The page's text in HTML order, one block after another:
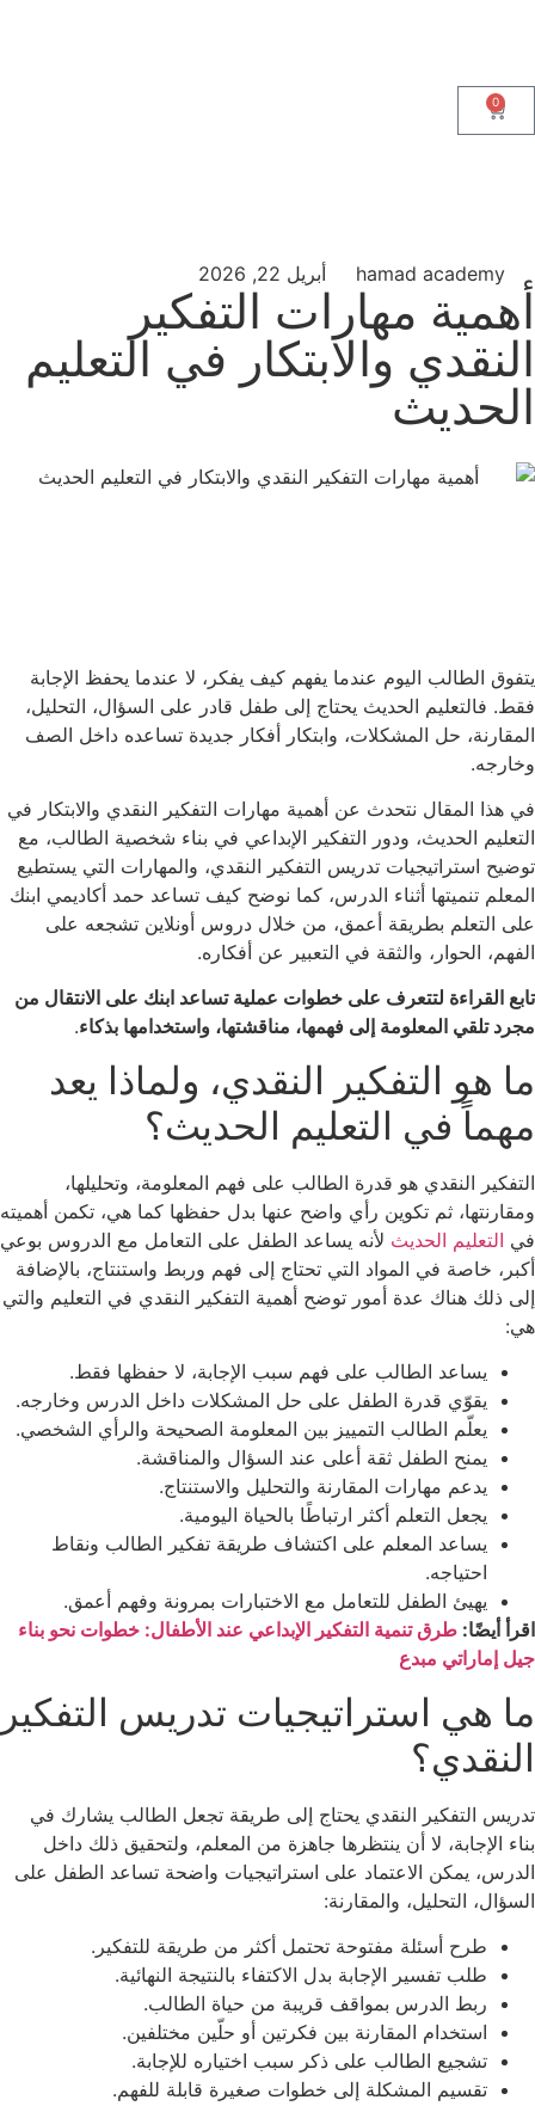
0
hamad academy أبريل 22, 2026
أهمية مهارات التفكير
النقدي والابتكار في التعليم
الحديث
يتفوق الطالب اليوم عندما يفهم كيف يفكر، لا عندما يحفظ الإجابة
فقط. فالتعليم الحديث يحتاج إلى طفل قادر على السؤال، التحليل،
المقارنة، حل المشكلات، وابتكار أفكار جديدة تساعده داخل الصف
وخارجه.
في هذا المقال نتحدث عن أهمية مهارات التفكير النقدي والابتكار في
التعليم الحديث، ودور التفكير الإبداعي في بناء شخصية الطالب، مع
توضيح استراتيجيات تدريس التفكير النقدي، والمهارات التي يستطيع
المعلم تنميتها أثناء الدرس، كما نوضح كيف تساعد حمد أكاديمي ابنك
على التعلم بطريقة أعمق، من خلال دروس أونلاين تشجعه على
الفهم، الحوار، والثقة في التعبير عن أفكاره.
تابع القراءة لتتعرف على خطوات عملية تساعد ابنك على الانتقال من
مجرد تلقي المعلومة إلى فهمها، مناقشتها، واستخدامها بذكاء.
ما هو التفكير النقدي، ولماذا يعد
مهماً في التعليم الحديث؟
التفكير النقدي هو قدرة الطالب على فهم المعلومة، وتحليلها،
ومقارنتها، ثم تكوين رأي واضح عنها بدل حفظها كما هي، تكمن أهميته
في التعليم الحديث لأنه يساعد الطفل على التعامل مع الدروس بوعي
أكبر، خاصة في المواد التي تحتاج إلى فهم وربط واستنتاج، بالإضافة
إلى ذلك هناك عدة أمور توضح أهمية التفكير النقدي في التعليم والتي
هي:
يساعد الطالب على فهم سبب الإجابة، لا حفظها فقط.
يقوّي قدرة الطفل على حل المشكلات داخل الدرس وخارجه.
يعلّم الطالب التمييز بين المعلومة الصحيحة والرأي الشخصي.
يمنح الطفل ثقة أعلى عند السؤال والمناقشة.
يدعم مهارات المقارنة والتحليل والاستنتاج.
يجعل التعلم أكثر ارتباطًا بالحياة اليومية.
يساعد المعلم على اكتشاف طريقة تفكير الطالب ونقاط
احتياجه.
يهيئ الطفل للتعامل مع الاختبارات بمرونة وفهم أعمق.
اقرأ أيضًا: طرق تنمية التفكير الإبداعي عند الأطفال: خطوات نحو بناء
جيل إماراتي مبدع
ما هي استراتيجيات تدريس التفكير
النقدي؟
تدريس التفكير النقدي يحتاج إلى طريقة تجعل الطالب يشارك في
بناء الإجابة، لا أن ينتظرها جاهزة من المعلم، ولتحقيق ذلك داخل
الدرس، يمكن الاعتماد على استراتيجيات واضحة تساعد الطفل على
السؤال، التحليل، والمقارنة:
طرح أسئلة مفتوحة تحتمل أكثر من طريقة للتفكير.
طلب تفسير الإجابة بدل الاكتفاء بالنتيجة النهائية.
ربط الدرس بمواقف قريبة من حياة الطالب.
استخدام المقارنة بين فكرتين أو حلّين مختلفين.
تشجيع الطالب على ذكر سبب اختياره للإجابة.
تقسيم المشكلة إلى خطوات صغيرة قابلة للفهم.